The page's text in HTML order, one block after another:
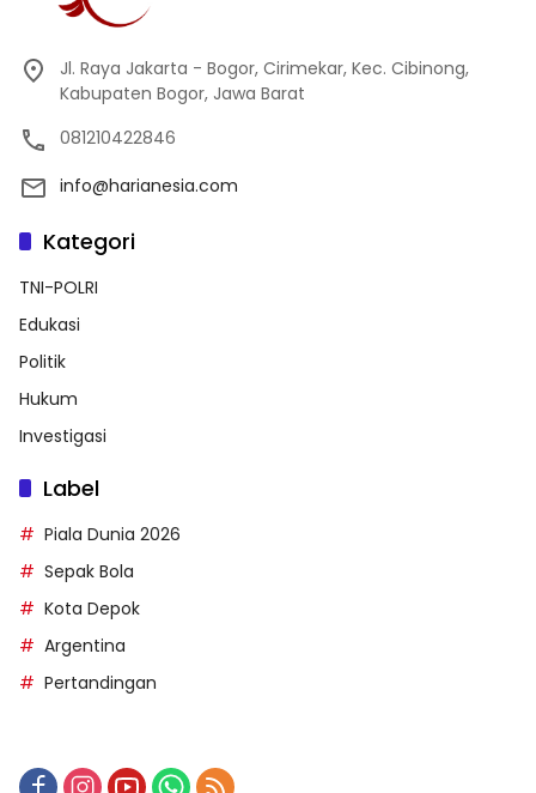
Jl. Raya Jakarta - Bogor, Cirimekar, Kec. Cibinong,
Kabupaten Bogor, Jawa Barat
081210422846
info@harianesia.com
Kategori
TNI-POLRI
Edukasi
Politik
Hukum
Investigasi
Label
Piala Dunia 2026
Sepak Bola
Kota Depok
Argentina
Pertandingan